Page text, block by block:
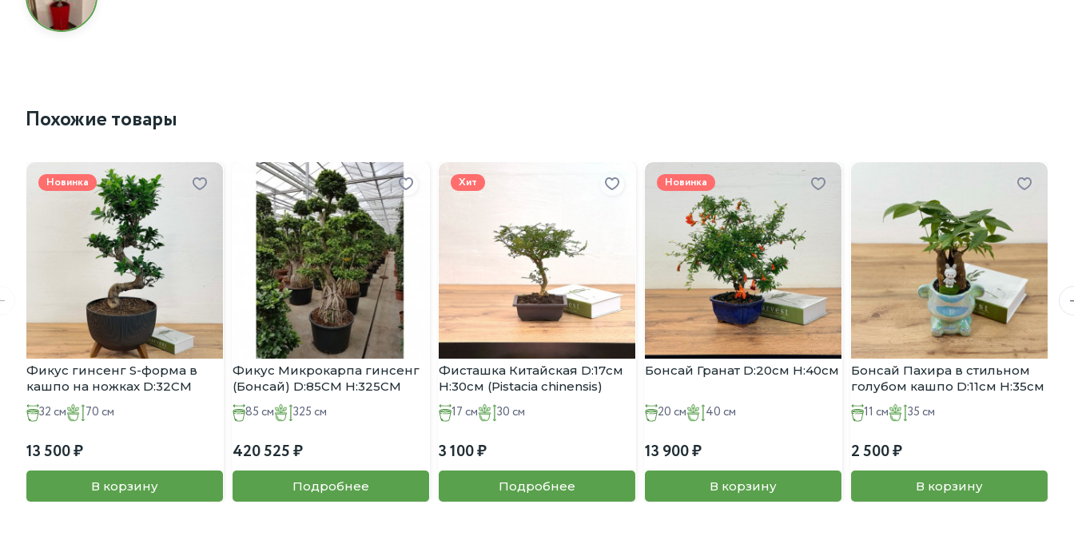
Похожие товары
Новинка
Фикус гинсенг S-форма в
кашпо на ножках D:32CM
H:70CM
32 см 70 см
13 500
В корзину
Фикус Микрокарпа гинсенг
(Бонсай) D:85CM H:325CM
85 см 325 см
420 525
Подробнее
Хит
Фисташка Китайская D:17см
H:30см (Pistacia chinensis)
17 см 30 см
3 100
Подробнее
Новинка
Бонсай Гранат D:20см H:40см
20 см 40 см
13 900
В корзину
Бонсай Пахира в стильном
голубом кашпо D:11см H:35см
11 см 35 см
2 500
В корзину